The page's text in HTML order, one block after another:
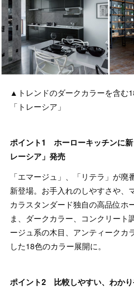
▲トレンドのダークカラーを含む
「トレーシア」
ポイント1 ホーローキッチンに
レーシア」発売
「エマージュ」、「リテラ」が
新登場。お手入れのしやすさや、
カラスタンダード独自の高品位ホ
ま、ダークカラー、コンクリート
ージュ系の木目、アンティークカ
した18色のカラー展開に。
ポイント2 比較しやすい、わか